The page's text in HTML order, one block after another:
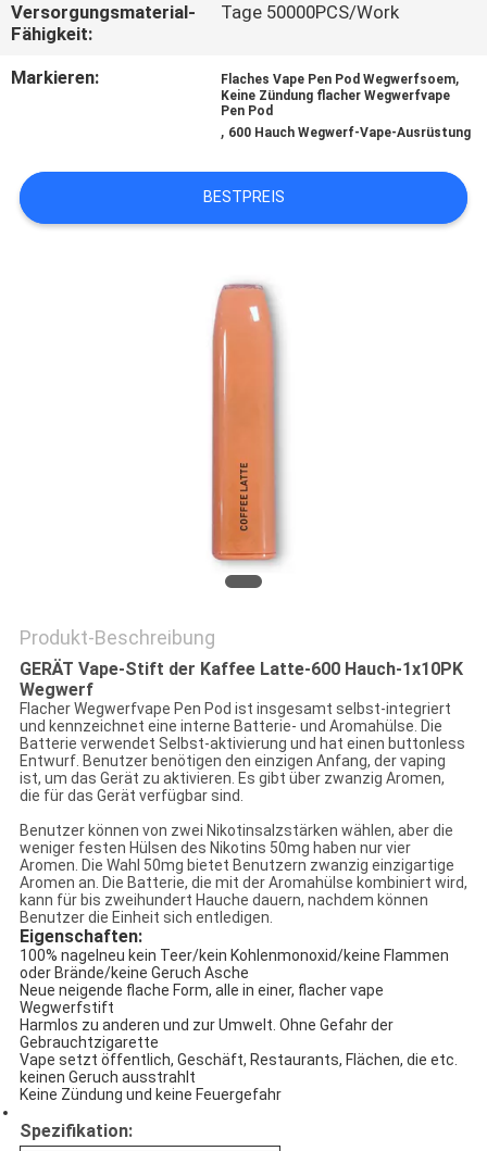
SIE
EIN
Versorgungsmaterial-
Fähigkeit:
Tage 50000PCS/Work
Markieren: Flaches Vape Pen Pod Wegwerfsoem,
Keine Zündung flacher Wegwerfvape
Pen Pod
, 600 Hauch Wegwerf-Vape-Ausrüstung
BESTPREIS
Produkt-Beschreibung
GERÄT Vape-Stift der Kaffee Latte-600 Hauch-1x10PK
Wegwerf
Flacher Wegwerfvape Pen Pod ist insgesamt selbst-integriert
und kennzeichnet eine interne Batterie- und Aromahülse. Die
Batterie verwendet Selbst-aktivierung und hat einen buttonless
Entwurf. Benutzer benötigen den einzigen Anfang, der vaping
ist, um das Gerät zu aktivieren. Es gibt über zwanzig Aromen,
die für das Gerät verfügbar sind.
Benutzer können von zwei Nikotinsalzstärken wählen, aber die
weniger festen Hülsen des Nikotins 50mg haben nur vier
Aromen. Die Wahl 50mg bietet Benutzern zwanzig einzigartige
Aromen an. Die Batterie, die mit der Aromahülse kombiniert wird,
kann für bis zweihundert Hauche dauern, nachdem können
Benutzer die Einheit sich entledigen.
Eigenschaften:
100% nagelneu kein Teer/kein Kohlenmonoxid/keine Flammen
oder Brände/keine Geruch Asche
Neue neigende flache Form, alle in einer, flacher vape
Wegwerfstift
Harmlos zu anderen und zur Umwelt. Ohne Gefahr der
Gebrauchtzigarette
Vape setzt öffentlich, Geschäft, Restaurants, Flächen, die etc.
keinen Geruch ausstrahlt
Keine Zündung und keine Feuergefahr
Spezifikation: